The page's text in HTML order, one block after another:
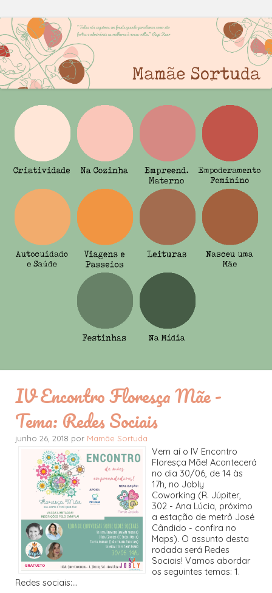
IV Encontro Floresça Mãe -
Tema: Redes Sociais
junho 26, 2018 por Mamãe Sortuda
Vem aí o IV Encontro
Floresça Mãe! Acontecerá
no dia 30/06, de 14 às
17h, no Jobly
Coworking (R. Júpiter,
302 - Ana Lúcia, próximo
a estação de metrô José
Cândido - confira no
Maps). O assunto desta
rodada será Redes
Sociais! Vamos abordar
os seguintes temas: 1.
Redes sociais:...